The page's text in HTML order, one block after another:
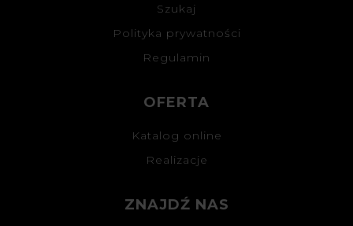
Szukaj
Polityka prywatności
Regulamin
OFERTA
Katalog online
Realizacje
ZNAJDŹ NAS